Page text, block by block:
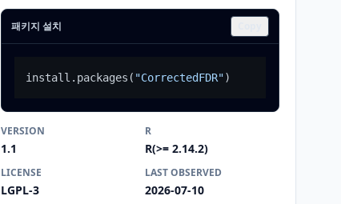
패키지 설치
install.packages ( "CorrectedFDR")
VERSION
1.1
R
R(>= 2.14.2)
LICENSE
LGPL-3
LAST OBSERVED
2026-07-10